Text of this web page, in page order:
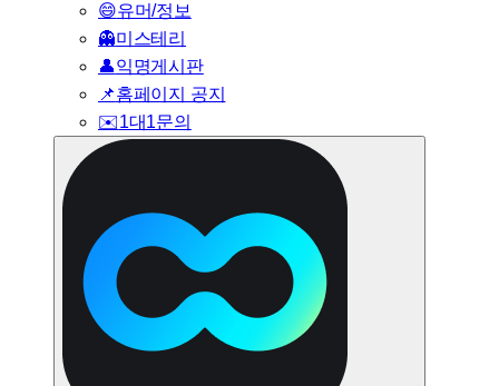
😄유머/정보
👻미스테리
👤익명게시판
📌홈페이지 공지
✉️1대1문의